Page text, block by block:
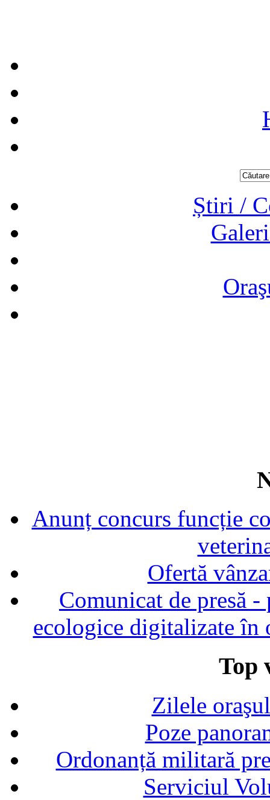
Știri /
Anunț concurs funcție
Ofertă
Comunicat de presă
ecologice digitalizate în
Top
Zilele
Poze
Ordonanță militară
Serviciul